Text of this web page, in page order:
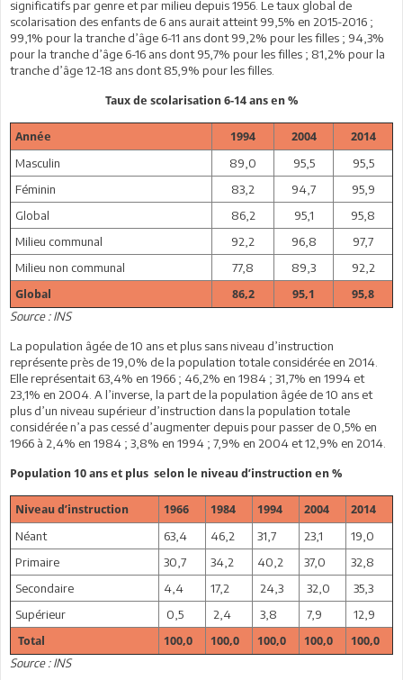
significatifs par genre et par milieu depuis 1956. Le taux global de
scolarisation des enfants de 6 ans aurait atteint 99,5% en 2015-2016 ;
99,1% pour la tranche d’âge 6-11 ans dont 99,2% pour les filles ; 94,3%
pour la tranche d’âge 6-16 ans dont 95,7% pour les filles ; 81,2% pour la
tranche d’âge 12-18 ans dont 85,9% pour les filles.
Taux de scolarisation 6-14 ans en %
Année 1994 2004 2014
Masculin 89,0 95,5
95,5
Féminin
83,2 94,7
95,9
Global
86,2 95,1
95,8
Milieu communal
92,2 96,8
97,7
Milieu non communal
77,8 89,3 92,2
Global 86,2 95,1 95,8
Source : INS
La population âgée de 10 ans et plus sans niveau d’instruction
représente près de 19,0% de la population totale considérée en 2014.
Elle représentait 63,4% en 1966 ; 46,2% en 1984 ; 31,7% en 1994 et
23,1% en 2004. A l’inverse, la part de la population âgée de 10 ans et
plus d’un niveau supérieur d’instruction dans la population totale
considérée n’a pas cessé d’augmenter depuis pour passer de 0,5% en
1966 à 2,4% en 1984 ; 3,8% en 1994 ; 7,9% en 2004 et 12,9% en 2014.
Population 10 ans et plus selon le niveau d’instruction en %
Niveau d’instruction 1966 1984 1994 2004 2014
Néant 63,4 46,2 31,7 23,1
19,0
Primaire
30,7 34,2 40,2 37,0
32,8
Secondaire
4,4 17,2 24,3 32,0
35,3
Supérieur
0,5 2,4 3,8 7,9 12,9
Total 100,0 100,0 100,0 100,0 100,0
Source : INS